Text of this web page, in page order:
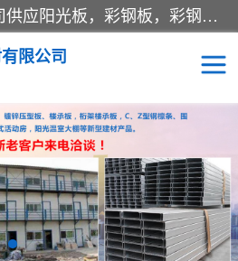
郑州鑫纵建材有限公司供应阳光板，彩钢板，彩钢钢构工程是一家集生产销售租赁安装于一体的企业，主要生产PC采光板，耐力板，仿古琉璃采光板，岩棉板、彩钢压型板、镀锌压型板、桁架楼承板，C、Z型钢檩条、围挡板、轻钢结构，阳光温室大棚等新型建材产品。公司旗下有多台移动式高空压瓦机租赁，承接全国各地业务，专业对外租赁各种型号压瓦机。
限公司
ASA合成树脂仿古瓦
FRP采光板
PC耐力板